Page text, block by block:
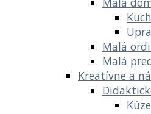
Malá
Malá
Kreatívne a